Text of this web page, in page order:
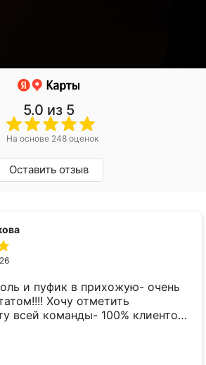
5.0 из 5
На основе 248 оценок
Оставить отзыв
и пуфик в прихожую- очень
отметить
всей команды- 100% клиенто
При заказе
заказчика , что очень
материала и цвета. Четкая